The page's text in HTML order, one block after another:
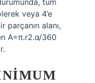
tüm
veya 4’e
parçanın alanı,
A=π.r2.α/360